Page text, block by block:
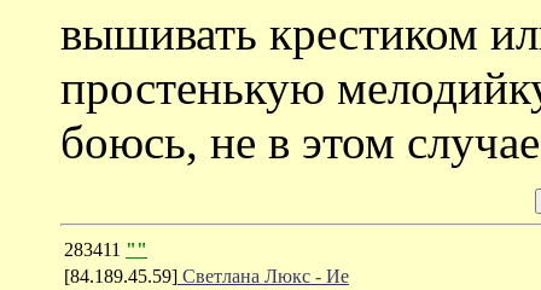
вышивать крестиком
простенькую
боюсь, не в этом
283411 ""
[84.189.45.59] Светлана Люкс - Ие